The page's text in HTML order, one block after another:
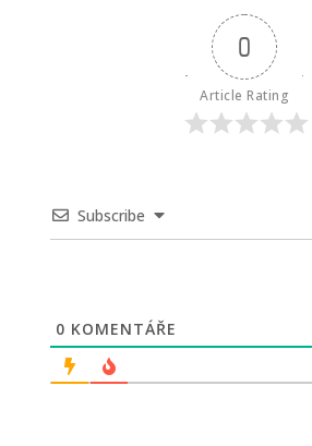
0
Article Rating
Subscribe
0 KOMENTÁŘE